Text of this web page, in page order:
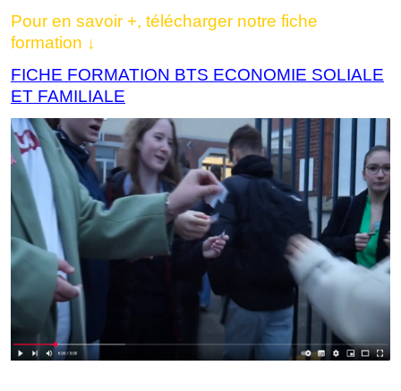
Pour en savoir +, télécharger notre fiche
formation ↓
FICHE FORMATION BTS ECONOMIE SOLIALE
ET FAMILIALE